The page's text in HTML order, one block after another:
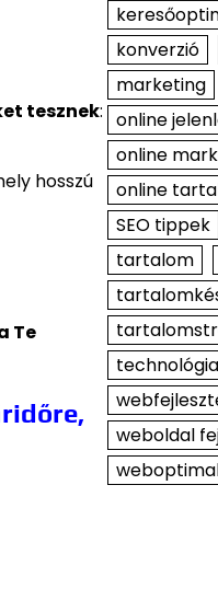
tesznek:
hosszú
Te
konverzió
marketing
online
online
online
SEO tippek
tartalom
technológia
weboldal